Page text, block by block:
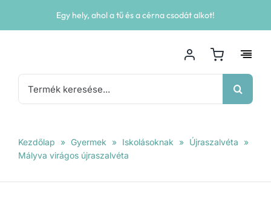
Egy hely, ahol a tű és a cérna csodát alkot!
Keresés...
Kezdőlap » Gyermek » Iskolásoknak » Újraszalvéta
»
Mályva virágos újraszalvéta